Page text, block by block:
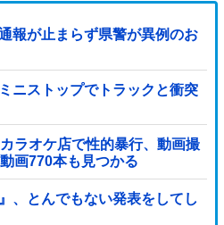
報が止まらず県警が異例のお
ニストップでトラックと衝突
ラオケ店で性的暴行、動画撮
770本も見つかる
、とんでもない発表をしてし